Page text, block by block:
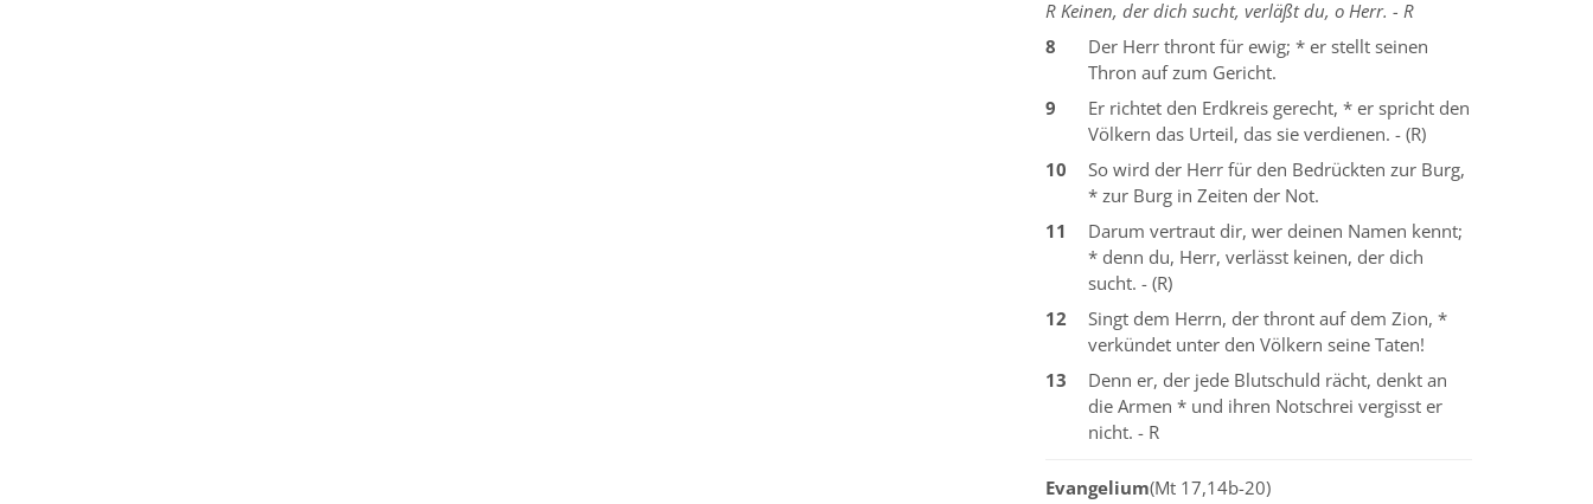
R Keinen, der dich sucht, verläßt du, o Herr. - R
8
Der Herr thront für ewig; * er stellt seinen
Thron auf zum Gericht.
9
Er richtet den Erdkreis gerecht, * er spricht den
Völkern das Urteil, das sie verdienen. - (R)
10
So wird der Herr für den Bedrückten zur Burg,
* zur Burg in Zeiten der Not.
11
Darum vertraut dir, wer deinen Namen kennt;
* denn du, Herr, verlässt keinen, der dich
sucht. - (R)
12
Singt dem Herrn, der thront auf dem Zion, *
verkündet unter den Völkern seine Taten!
13
Denn er, der jede Blutschuld rächt, denkt an
die Armen * und ihren Notschrei vergisst er
nicht. - R
Evangelium(Mt 17,14b-20)